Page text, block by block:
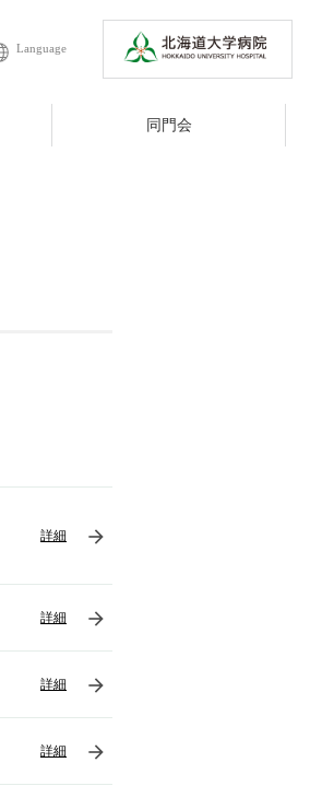
Language
同門会
詳細 arrow_forward
詳細 arrow_forward
詳細 arrow_forward
詳細 arrow_forward